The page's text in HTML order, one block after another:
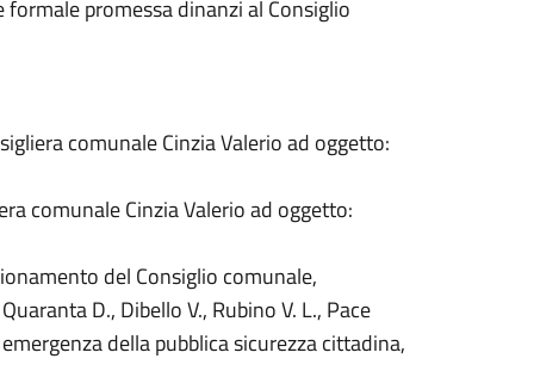
promessa dinanzi al Consiglio
comunale Cinzia Valerio ad oggetto:
comunale Cinzia Valerio ad oggetto:
del Consiglio comunale,
D., Dibello V., Rubino V. L., Pace
della pubblica sicurezza cittadina,